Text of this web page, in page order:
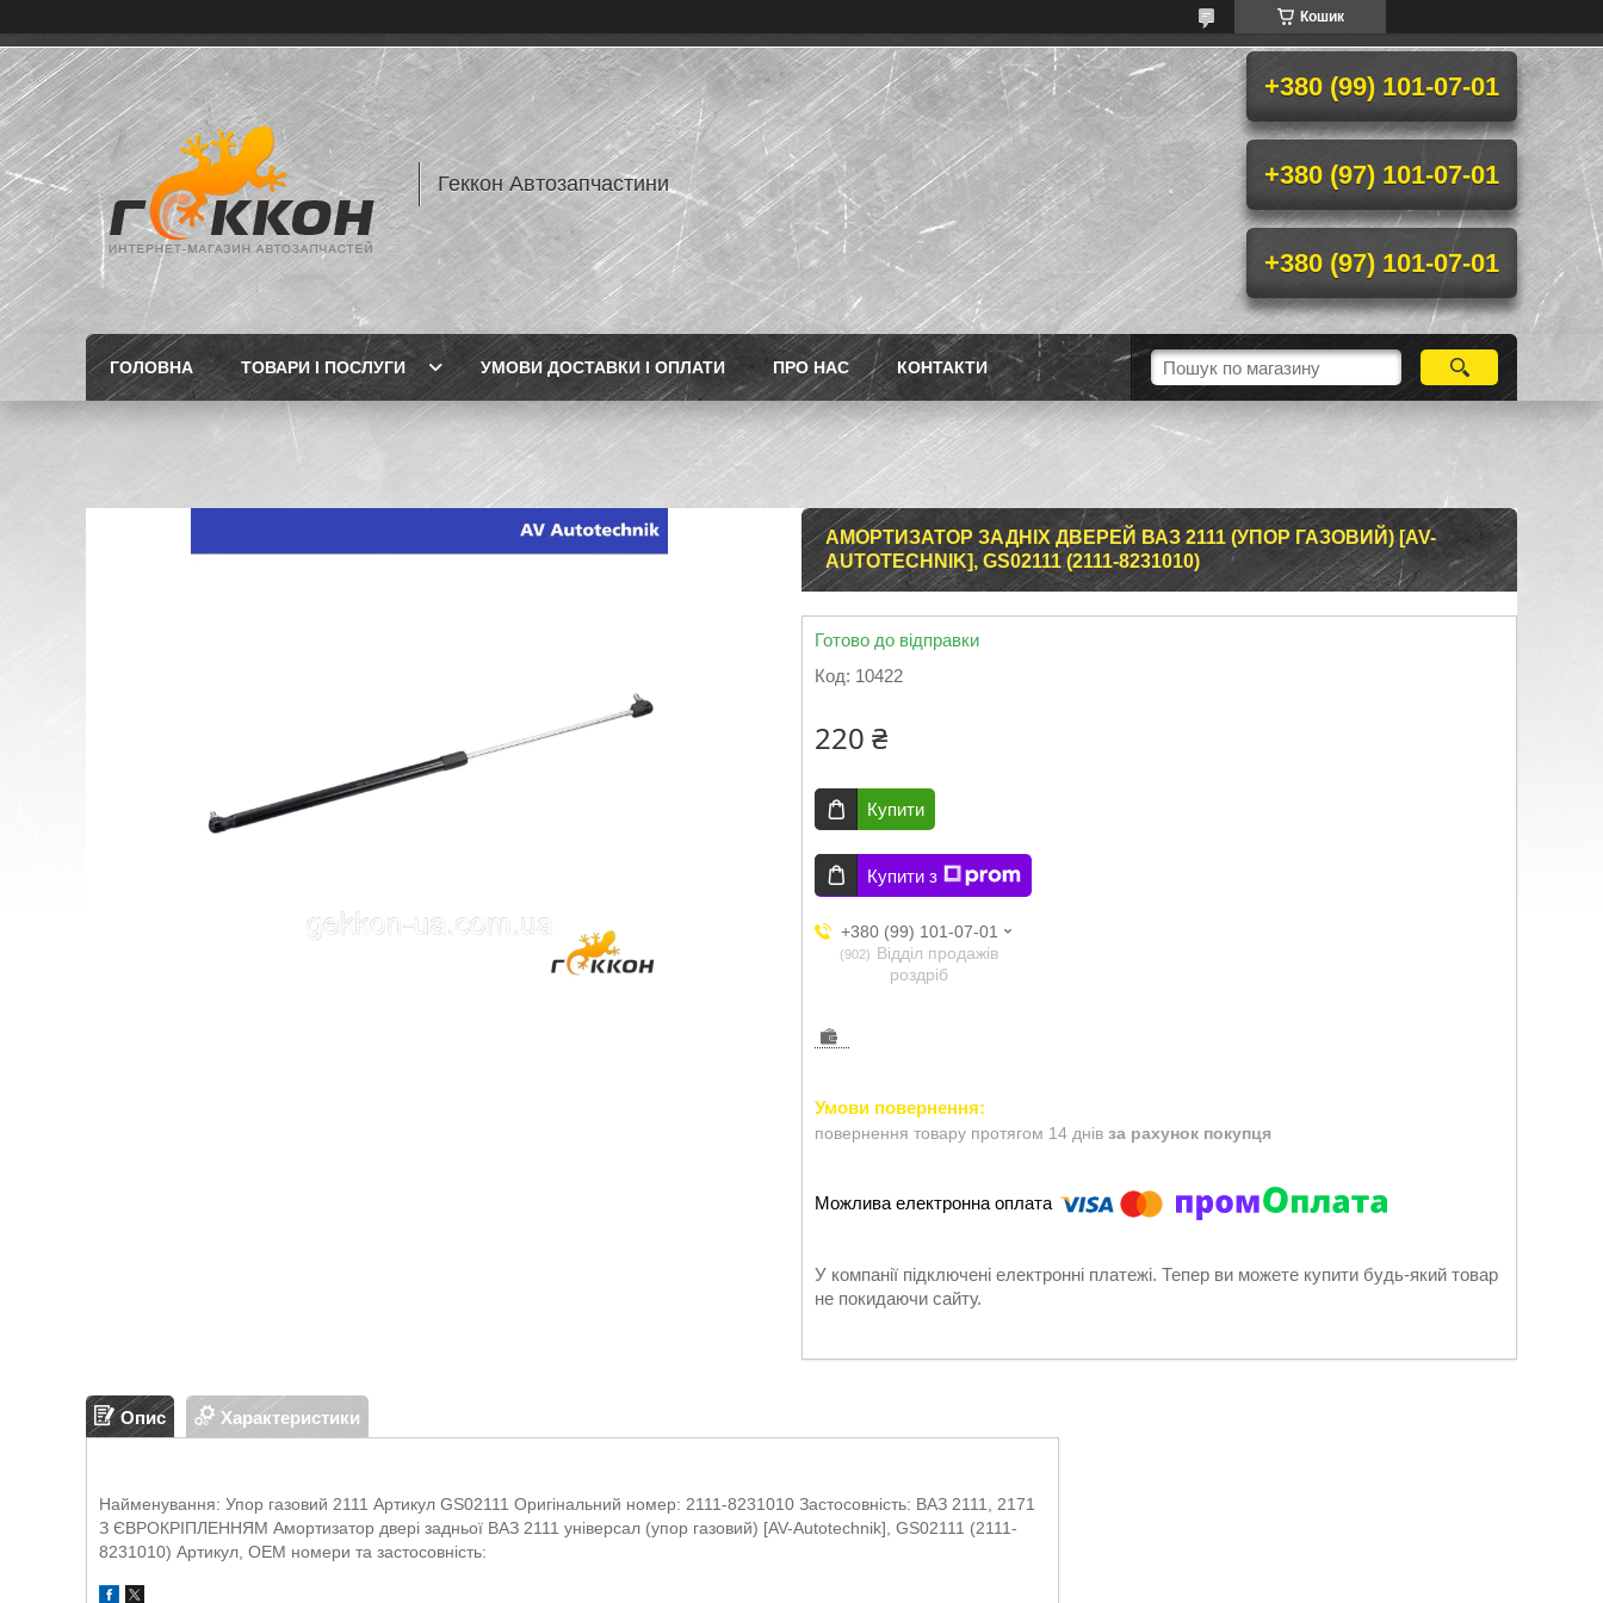
Кошик
Геккон Автозапчастини
+380 (99) 101-07-01
+380 (97) 101-07-01
+380 (97) 101-07-01
ГОЛОВНА ТОВАРИ І ПОСЛУГИ УМОВИ ДОСТАВКИ І ОПЛАТИ ПРО НАС КОНТАКТИ
АМОРТИЗАТОР ЗАДНІХ ДВЕРЕЙ ВАЗ 2111 (УПОР ГАЗОВИЙ) [AV-
AUTOTECHNIK], GS02111 (2111-8231010)
Готово до відправки
Код: 10422
220 ₴
Купити
Купити з
+380 (99) 101-07-01
902
Відділ продажів
роздріб
повернення товару протягом 14 днів за рахунок покупця
У компанії підключені електронні платежі. Тепер ви можете купити будь-який товар
не покидаючи сайту.
Опис Характеристики
Найменування: Упор газовий 2111 Артикул GS02111 Оригінальний номер: 2111-8231010 Застосовність: ВАЗ 2111, 2171
З ЄВРОКРІПЛЕННЯМ Амортизатор двері задньої ВАЗ 2111 універсал (упор газовий) [AV-Autotechnik], GS02111 (2111-
8231010) Артикул, OEM номери та застосовність: